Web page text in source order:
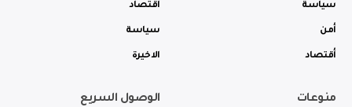
سياسة
أمن
أقتصاد
أقتصاد
سياسة
الاخيرة
منوعات الوصول السريع